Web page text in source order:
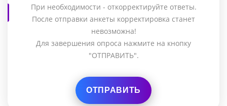
При необходимости - откорректируйте ответы.
После отправки анкеты корректировка станет
невозможна!
Для завершения опроса нажмите на кнопку
"ОТПРАВИТЬ".